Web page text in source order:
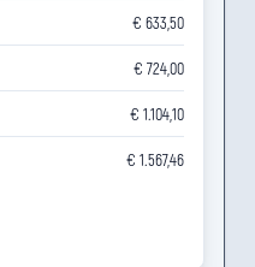
€ 633,50
€ 724,00
€ 1.104,10
€ 1.567,46